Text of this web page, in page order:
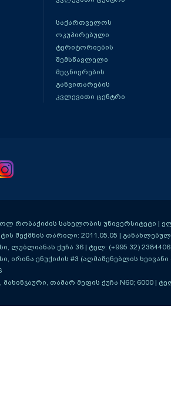
საქართველოს
ოკუპირებული
ტერიტორიების
შემსწავლელი
მეცნიერების
განვითარების
კვლევითი ცენტრი
რობაქიძის სახელობის უნივერსიტეტი |
შექმნის თარიღი: 2011.05.05 |
ლუბლიანას ქუჩა 36 | ტელ: (+995 32)
ირინა ენუქიძის #3 (აღმაშენებლის ხეივანი
მახინჯაური, თამარ მეფის ქუჩა N60; 6000 |